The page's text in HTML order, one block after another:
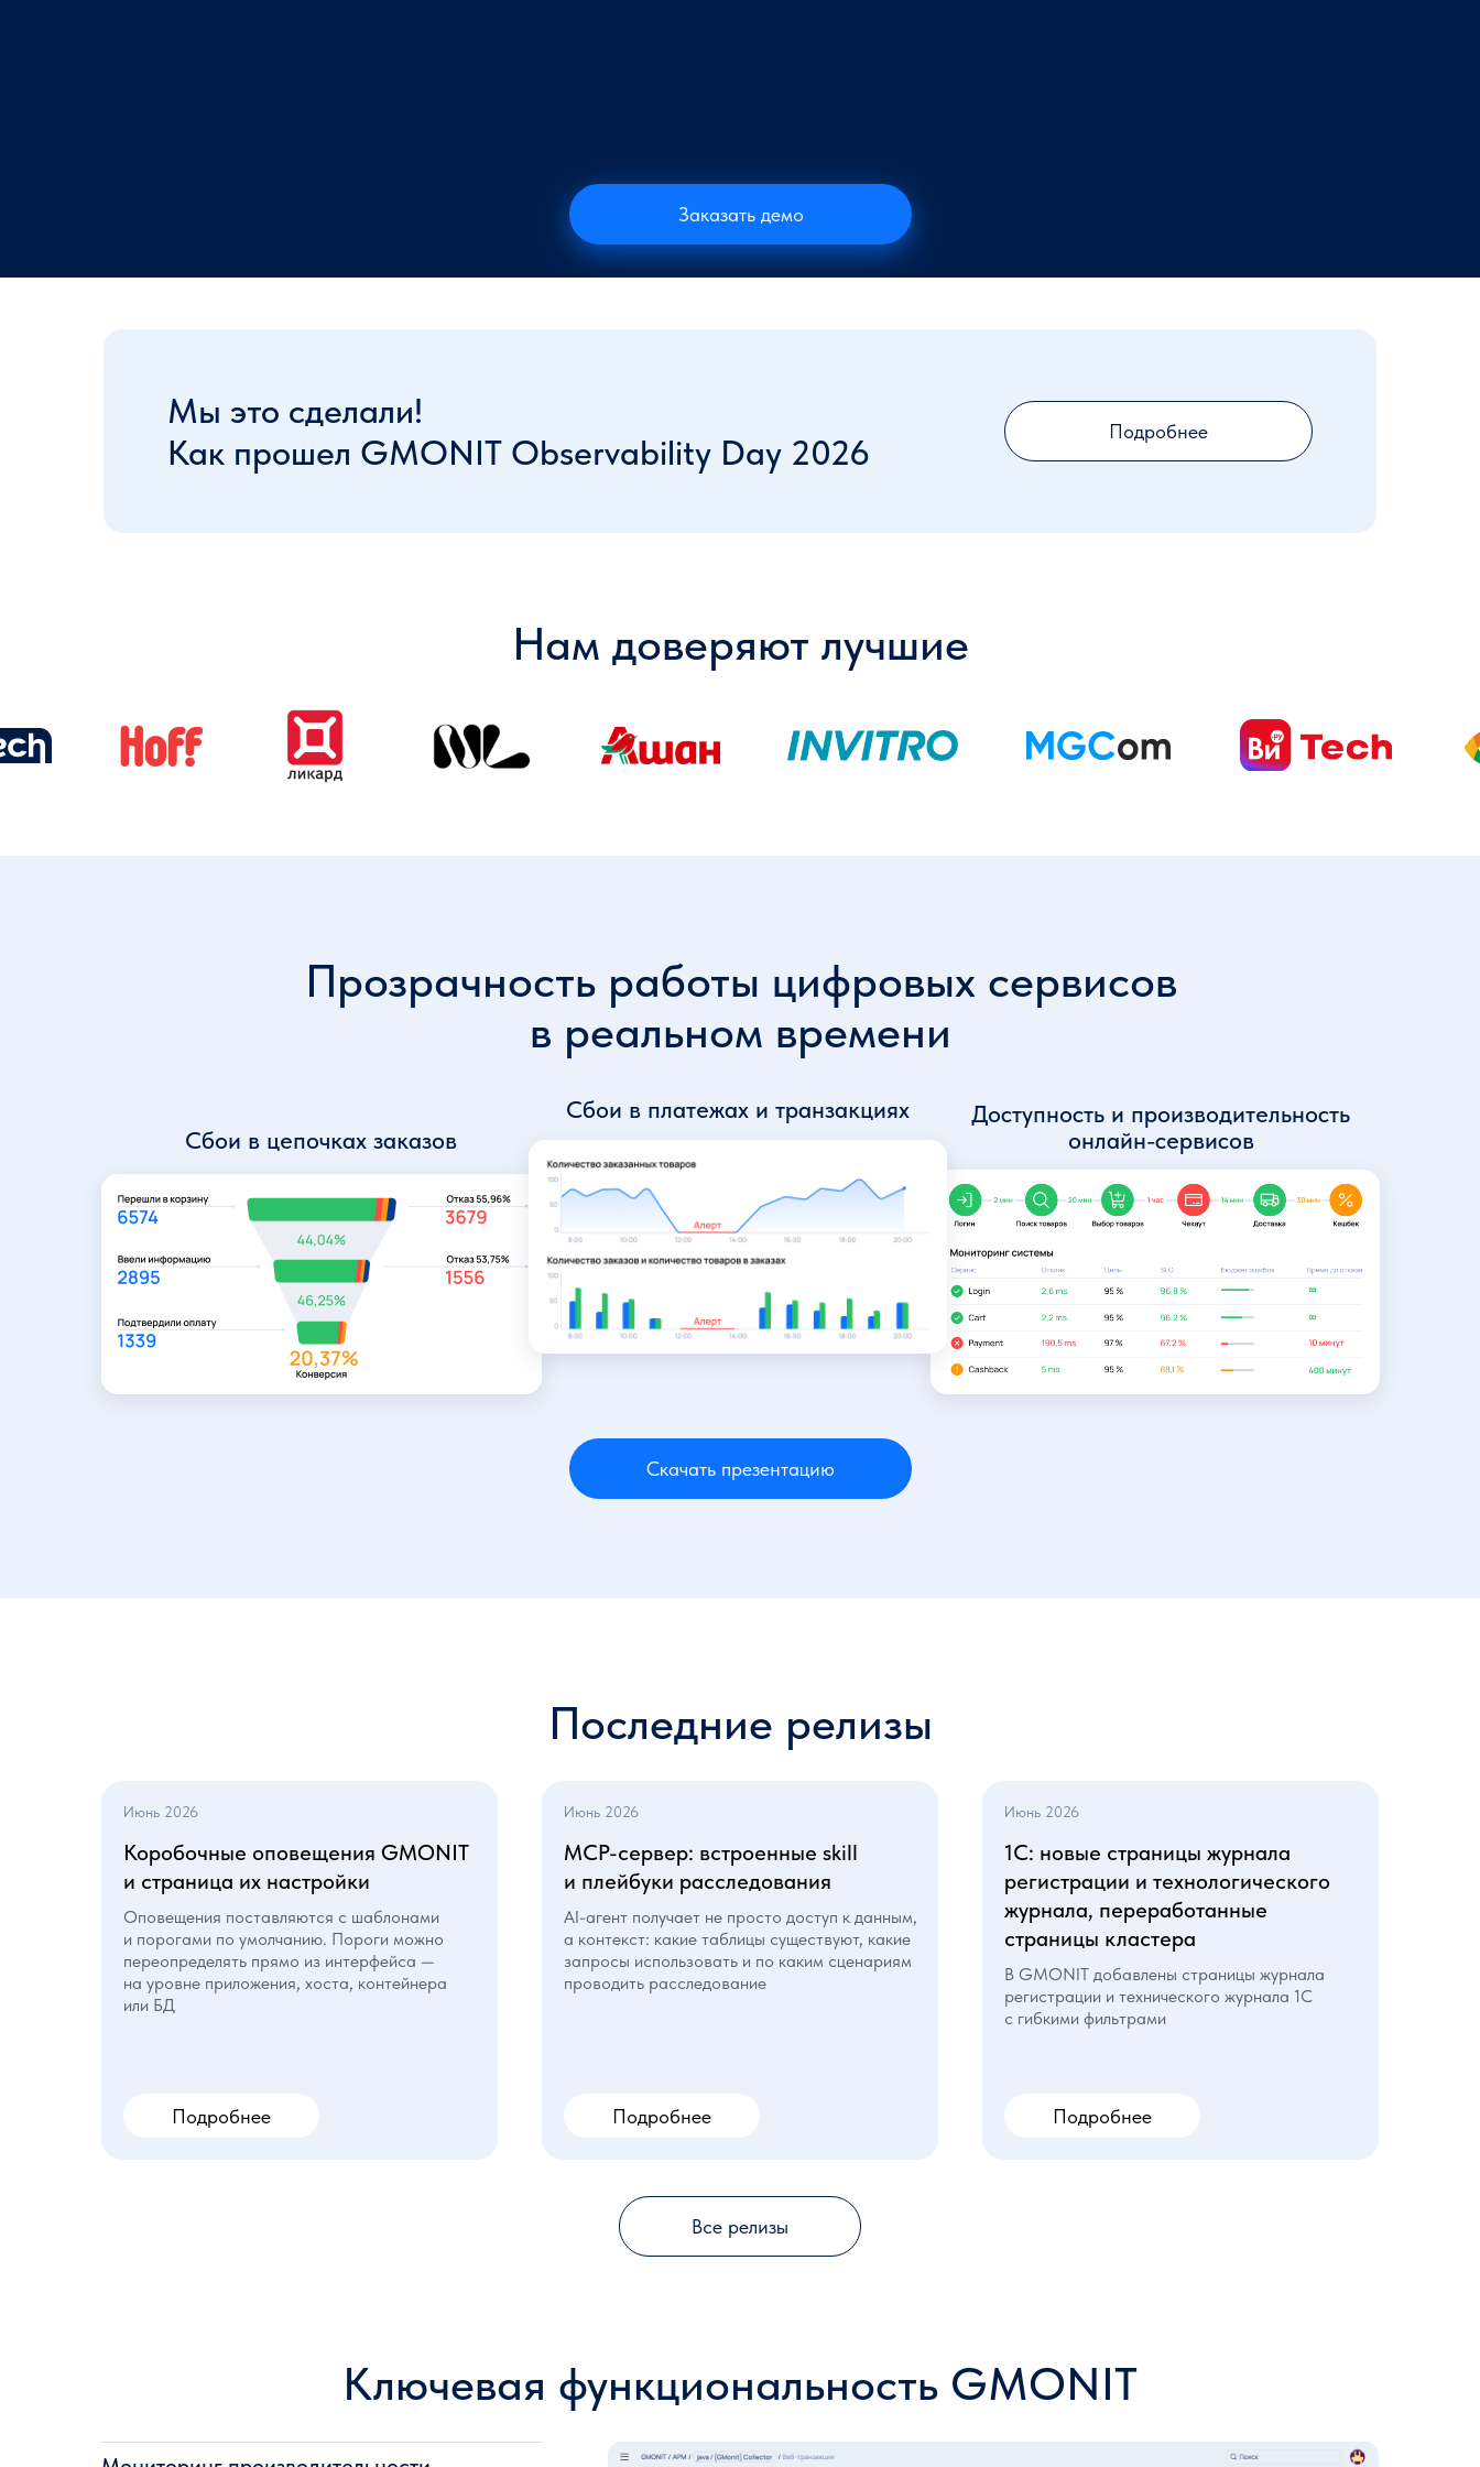
Заказать демо
Подробнее
Мы это сделали!
Как прошел GMONIT Observability Day 2026
Нам доверяют лучшие
Прозрачность работы цифровых сервисов
в реальном времени
Сбои в платежах и транзакциях
Сбои в цепочках заказов
Доступность и производительность
онлайн-сервисов
Скачать презентацию
Последние релизы
Июнь 2026
Подробнее
Коробочные оповещения GMONIT
и страница их настройки
Оповещения поставляются с шаблонами
и порогами по умолчанию. Пороги можно
переопределять прямо из интерфейса —
на уровне приложения, хоста, контейнера
или БД
Июнь 2026
Подробнее
MCP-сервер: встроенные skill
и плейбуки расследования
AI-агент получает не просто доступ к данным,
а контекст: какие таблицы существуют, какие
запросы использовать и по каким сценариям
проводить расследование
Июнь 2026
Подробнее
1С: новые страницы журнала
регистрации и технологического
журнала, переработанные
страницы кластера
В GMONIT добавлены страницы журнала
регистрации и технического журнала 1С
с гибкими фильтрами
Все релизы
Ключевая функциональность GMONIT